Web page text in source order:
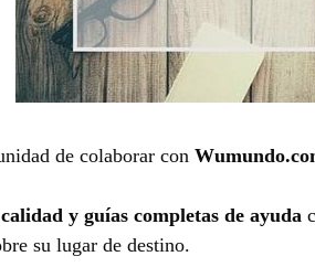
de colaborar con
y guías completas de ayuda
su lugar de destino.